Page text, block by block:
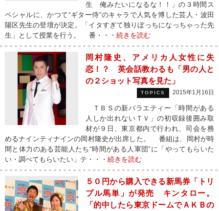
生 俺みたいになるな！！」の３時間ス
ペシャルに、かつて“ギター侍”のキャラで人気を博した芸人・波田
陽区先生の登壇が決定。「イタすぎて独りぼっちになっちゃった先
生」として授業を行う。 番・・・ 続きを読む
岡村隆史、アメリカ人女性に失
恋！？ 英会話教わるも「男の人と
の２ショット写真を見た」
TOPICS 2015年1月16日
ＴＢＳの新バラエティー「時間がある
人しか出れないＴＶ」の初収録後囲み取
材が９日、東京都内で行われ、司会を務
めるナインティナインの岡村隆史が出席した。 番組は、岡村が時
間と体力のある芸能人たち“時間がある人軍団”に「やってもらいた
い・調べてもらいたい」テ・・・ 続きを読む
５０円から購入できる新馬券「トリ
プル馬単」が発売 キンタロー。
「的中したら東京ドームでＡＫＢの